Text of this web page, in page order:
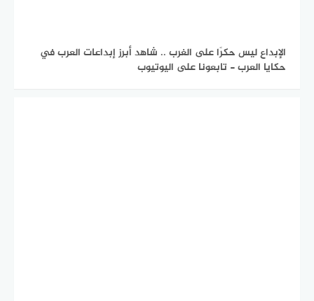
الإبداع ليس حكرًا على الغرب .. شاهد أبرز إبداعات العرب في
حكايا العرب - تابعونا على اليوتيوب